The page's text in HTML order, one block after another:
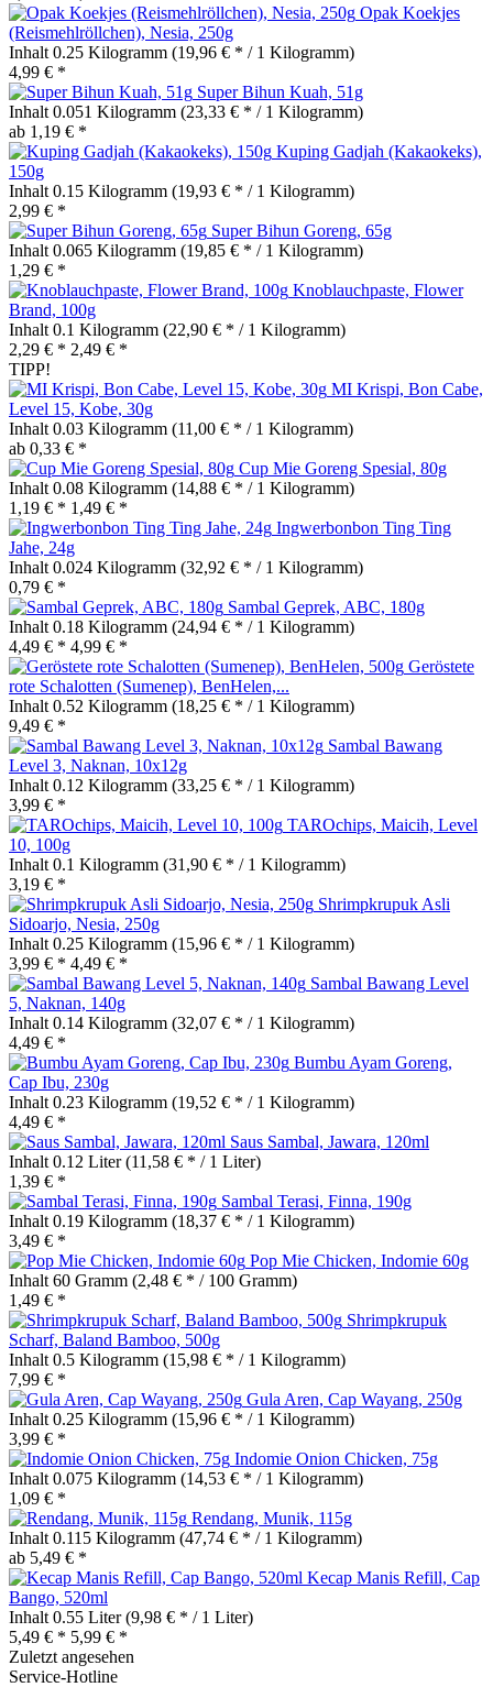
Opak Koekjes
(Reismehlröllchen), Nesia, 250g
Inhalt 0.25 Kilogramm (19,96 € * / 1 Kilogramm)
4,99 € *
Super Bihun Kuah, 51g
Inhalt 0.051 Kilogramm (23,33 € * / 1 Kilogramm)
ab 1,19 € *
Kuping Gadjah (Kakaokeks),
150g
Inhalt 0.15 Kilogramm (19,93 € * / 1 Kilogramm)
2,99 € *
Super Bihun Goreng, 65g
Inhalt 0.065 Kilogramm (19,85 € * / 1 Kilogramm)
1,29 € *
Knoblauchpaste, Flower
Brand, 100g
Inhalt 0.1 Kilogramm (22,90 € * / 1 Kilogramm)
2,29 € * 2,49 € *
TIPP!
MI Krispi, Bon Cabe,
Level 15, Kobe, 30g
Inhalt 0.03 Kilogramm (11,00 € * / 1 Kilogramm)
ab 0,33 € *
Cup Mie Goreng Spesial, 80g
Inhalt 0.08 Kilogramm (14,88 € * / 1 Kilogramm)
1,19 € * 1,49 € *
Ingwerbonbon Ting Ting
Jahe, 24g
Inhalt 0.024 Kilogramm (32,92 € * / 1 Kilogramm)
0,79 € *
Sambal Geprek, ABC, 180g
Inhalt 0.18 Kilogramm (24,94 € * / 1 Kilogramm)
4,49 € * 4,99 € *
Geröstete
rote Schalotten (Sumenep), BenHelen,...
Inhalt 0.52 Kilogramm (18,25 € * / 1 Kilogramm)
9,49 € *
Sambal Bawang
Level 3, Naknan, 10x12g
Inhalt 0.12 Kilogramm (33,25 € * / 1 Kilogramm)
3,99 € *
TAROchips, Maicih, Level
10, 100g
Inhalt 0.1 Kilogramm (31,90 € * / 1 Kilogramm)
3,19 € *
Shrimpkrupuk Asli
Sidoarjo, Nesia, 250g
Inhalt 0.25 Kilogramm (15,96 € * / 1 Kilogramm)
3,99 € * 4,49 € *
Sambal Bawang Level
5, Naknan, 140g
Inhalt 0.14 Kilogramm (32,07 € * / 1 Kilogramm)
4,49 € *
Bumbu Ayam Goreng,
Cap Ibu, 230g
Inhalt 0.23 Kilogramm (19,52 € * / 1 Kilogramm)
4,49 € *
Saus Sambal, Jawara, 120ml
Inhalt 0.12 Liter(11,58 € * / 1 Liter)
1,39 € *
Sambal Terasi, Finna, 190g
Inhalt 0.19 Kilogramm (18,37 € * / 1 Kilogramm)
3,49 € *
Pop Mie Chicken, Indomie 60g
Inhalt 60 Gramm (2,48 € * / 100 Gramm)
1,49 € *
Shrimpkrupuk
Scharf, Baland Bamboo, 500g
Inhalt 0.5 Kilogramm (15,98 € * / 1 Kilogramm)
7,99 € *
Gula Aren, Cap Wayang, 250g
Inhalt 0.25 Kilogramm (15,96 € * / 1 Kilogramm)
3,99 € *
Indomie Onion Chicken, 75g
Inhalt 0.075 Kilogramm (14,53 € * / 1 Kilogramm)
1,09 € *
Rendang, Munik, 115g
Inhalt 0.115 Kilogramm (47,74 € * / 1 Kilogramm)
ab 5,49 € *
Kecap Manis Refill, Cap
Bango, 520ml
Inhalt 0.55 Liter(9,98 € * / 1 Liter)
5,49 € * 5,99 € *
Zuletzt angesehen
Service-Hotline